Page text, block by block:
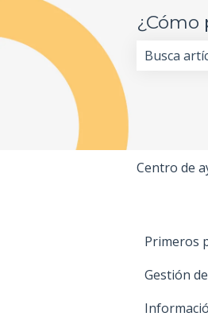
¿Cómo
Centro de
Primeros
Cuenta
Gestión